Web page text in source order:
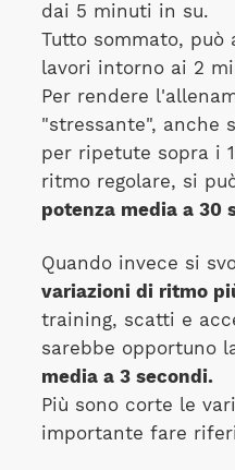
dai 5 minuti in su.
Tutto sommato, può
lavori intorno ai 2
Per rendere
"stressante", anche
per ripetute sopra i
ritmo regolare, si
potenza media a 30
Quando invece si
variazioni di ritmo
training, scatti e
sarebbe opportuno
media a 3 secondi.
Più sono corte le
importante fare